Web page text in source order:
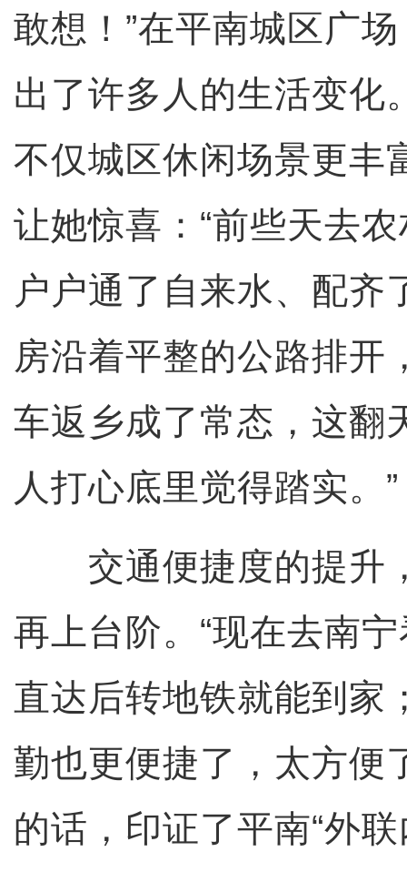
敢想！”在平南城区广
出了许多人的生活变化
不仅城区休闲场景更丰
让她惊喜：“前些天去
户户通了自来水、配齐
房沿着平整的公路排开
车返乡成了常态，这翻
人打心底里觉得踏实。”
交通便捷度的提升
再上台阶。“现在去南
直达后转地铁就能到家
勤也更便捷了，太方便
的话，印证了平南“外